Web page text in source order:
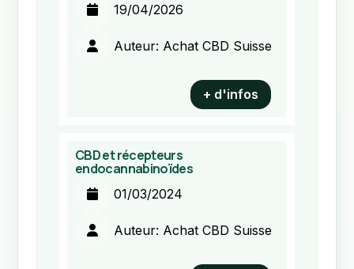
19/04/2026
Auteur: Achat CBD Suisse
+ d'infos
CBD et récepteurs
endocannabinoïdes
01/03/2024
Auteur: Achat CBD Suisse